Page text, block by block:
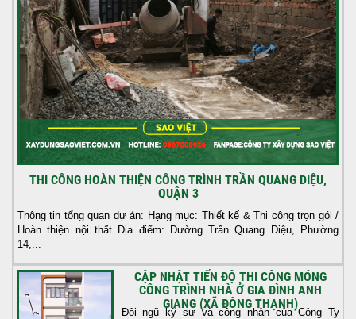
THI CÔNG HOÀN THIỆN CÔNG TRÌNH TRẦN QUANG DIỆU,
QUẬN 3
Thông tin tổng quan dự án: Hạng mục: Thiết kế & Thi công trọn gói /
Hoàn thiện nội thất Địa điểm: Đường Trần Quang Diệu, Phường
14,...
CẬP NHẬT TIẾN ĐỘ THI CÔNG MÓNG
CÔNG TRÌNH NHÀ Ở GIA ĐÌNH ANH
GIANG (XÃ ĐÔNG THẠNH)
Đội ngũ kỹ sư và công nhân của Công Ty